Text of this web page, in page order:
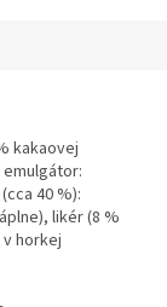
kakaovej
40 %):
likér (8 %
horkej